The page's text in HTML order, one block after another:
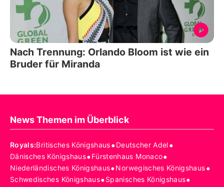
Nach Trennung: Orlando Bloom ist wie ein
Bruder für Miranda
News Themen im Überblick
Royals:Britisches Königshaus•Deutscher Adel•
Dänisches Königshaus•Fürstenhaus Monaco•
Niederländisches Königshaus•Norwegisches Königshaus•
Schwedisches Königshaus•Spanisches Königshaus•